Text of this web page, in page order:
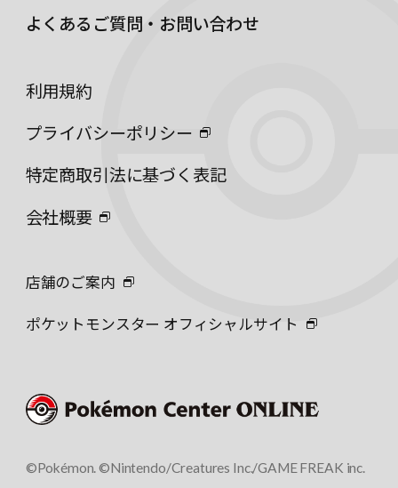
よくあるご質問・お問い合わせ
利用規約
プライバシーポリシー
特定商取引法に基づく表記
会社概要
店舗のご案内
ポケットモンスター オフィシャルサイト
©Pokémon. ©Nintendo/Creatures Inc./GAME FREAK inc.